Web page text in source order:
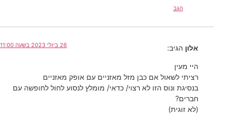
הגב
אלון הגיב: 26 ביולי 2023 בשעה 11:00
היי מעין
רציתי לשאול אם כבן מזל מאזניים עם אופק מאזניים
בנסיגת ונוס הזו לא רצוי/ כדאי/ מומלץ לנסוע לחול לחופשה עם
חברים?
(לא זוגית)